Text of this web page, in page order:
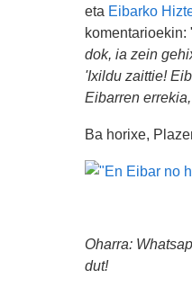
eta Eibarko
komentarioekin:
dok, ia zein
'Ixildu zaittie!
Eibarren
Ba horixe,
Oharra:
dut!